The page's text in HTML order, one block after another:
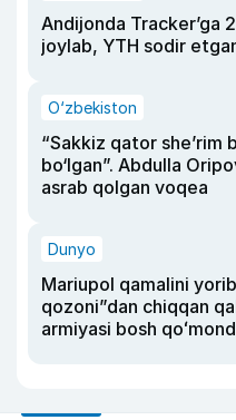
Andijonda Tracker’ga
joylab, YTH sodir
O‘zbekiston
“Sakkiz qator she’rim
bo‘lgan”. Abdulla
asrab qolgan voqea
Dunyo
Mariupol qamalini
qozoni”dan chiqqan
armiyasi bosh